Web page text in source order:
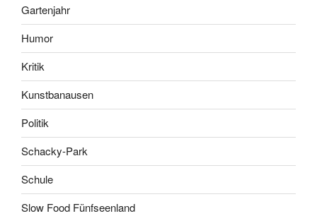
Gartenjahr
Humor
Kritik
Kunstbanausen
Politik
Schacky-Park
Schule
Slow Food Fünfseenland